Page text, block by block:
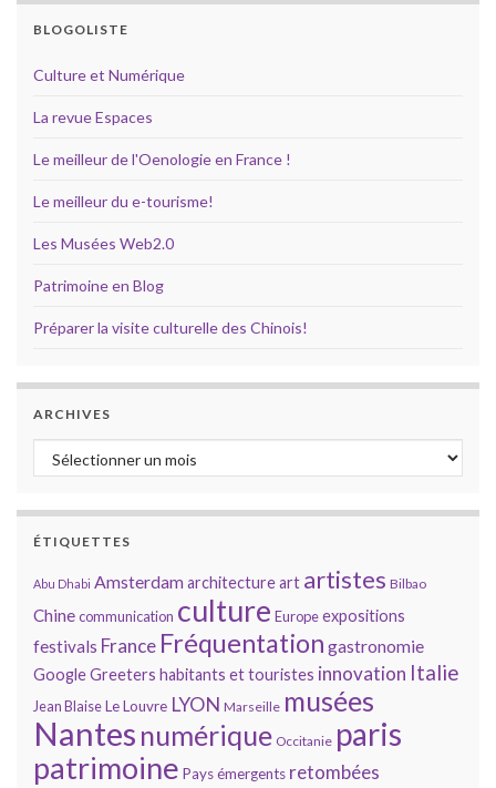
BLOGOLISTE
Culture et Numérique
La revue Espaces
Le meilleur de l'Oenologie en France !
Le meilleur du e-tourisme!
Les Musées Web2.0
Patrimoine en Blog
Préparer la visite culturelle des Chinois!
ARCHIVES
Archives
ÉTIQUETTES
Abu Dhabi Amsterdamarchitectureart artistes Bilbao
Chinecommunication culture Europeexpositions
festivals France Fréquentation gastronomie
GoogleGreeters habitants et touristes innovation Italie
Jean BlaiseLe Louvre LYON Marseille musées
Nantes numérique Occitanie paris
patrimoine Pays émergents retombées